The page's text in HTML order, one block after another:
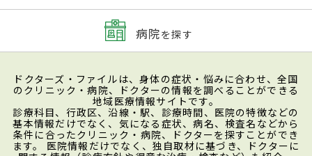
病院を探す
ドクターズ・ファイルは、身体の症状・悩みに合わせ、全国
のクリニック・病院、ドクターの情報を調べることができる
地域医療情報サイトです。
診療科目、行政区、沿線・駅、診療時間、医院の特徴などの
基本情報だけでなく、気になる症状、病名、検査名などから
条件に合ったクリニック・病院、ドクターを探すことができ
ます。 医院情報だけでなく、独自取材に基づき、ドクターに